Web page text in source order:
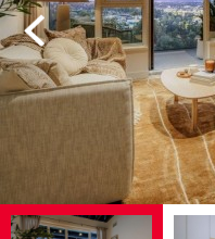
Previous